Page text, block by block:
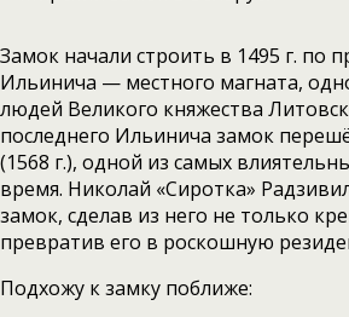
Замок начали строить в 1495 г. по
Ильинича — местного магната,
людей Великого княжества
последнего Ильинича замок
(1568 г.), одной из самых
время. Николай «Сиротка»
замок, сделав из него не только
превратив его в роскошную
Подхожу к замку поближе: